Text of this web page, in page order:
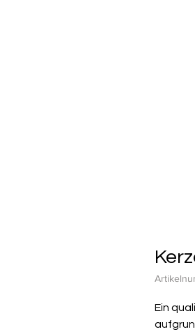
Ein